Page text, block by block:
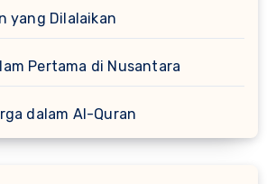
yang Dilalaikan
Pertama di Nusantara
dalam Al-Quran